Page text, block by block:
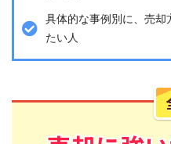
具体的な事例別に、売却
たい人